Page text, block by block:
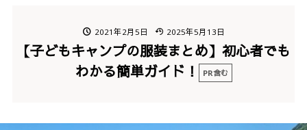
2021年2月5日 2025年5月13日
【子どもキャンプの服装まとめ】初心者でも
わかる簡単ガイド！
PR含む